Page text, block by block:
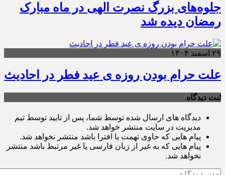
جلوه‌های بزرگ نصرت الهی در ماه مبارک
رمضان دیده شد
۲۹ اسفند ۱۴۰۴
علت حرام بودن روزه ی عید فطر در احادیث
ثبت دیدگاه
دیدگاه های ارسال شده توسط شما، پس از تایید توسط تیم
مدیریت در سایت منتشر خواهد شد.
پیام هایی که حاوی تهمت یا افترا باشد منتشر نخواهد شد.
پیام هایی که به غیر از زبان فارسی یا غیر مرتبط باشد منتشر
نخواهد شد.